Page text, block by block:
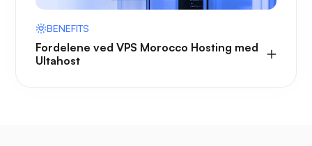
BENEFITS
Fordelene ved VPS Morocco Hosting med
Ultahost